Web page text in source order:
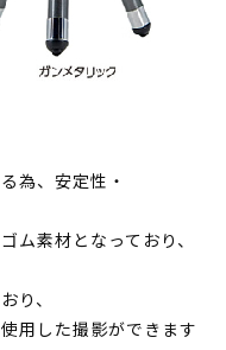
為、安定性・
ム素材となっており、
り、
用した撮影ができます